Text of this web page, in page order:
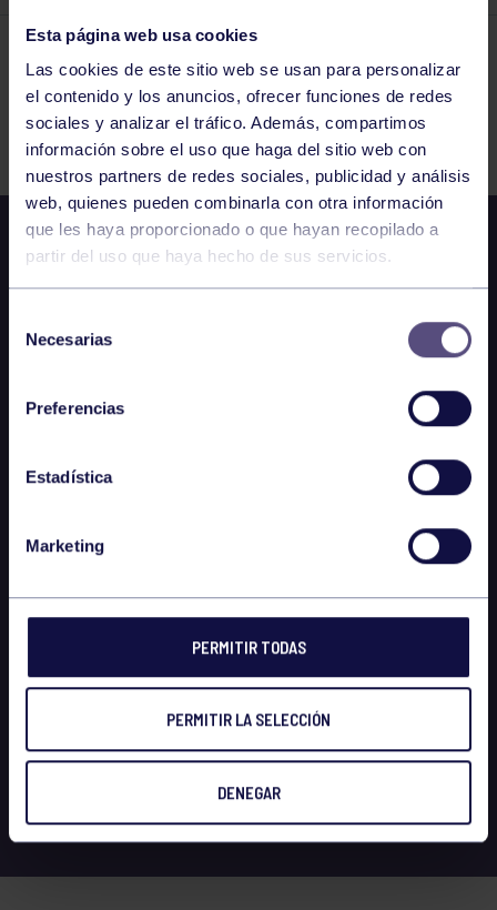
Esta página web usa cookies
Las cookies de este sitio web se usan para personalizar
el contenido y los anuncios, ofrecer funciones de redes
sociales y analizar el tráfico. Además, compartimos
información sobre el uso que haga del sitio web con
nuestros partners de redes sociales, publicidad y análisis
web, quienes pueden combinarla con otra información
que les haya proporcionado o que hayan recopilado a
partir del uso que haya hecho de sus servicios.
Necesarias
Preferencias
Estadística
Marketing
PERMITIR TODAS
PERMITIR LA SELECCIÓN
DENEGAR
El grupo en prensa 18 OCT 2016
Comparte